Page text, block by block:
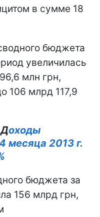
в сумме 18
бюджета
увеличилась
млн грн,
106 млрд 117,9
оходы
месяца 2013 г.
бюджета за
156 млрд грн,